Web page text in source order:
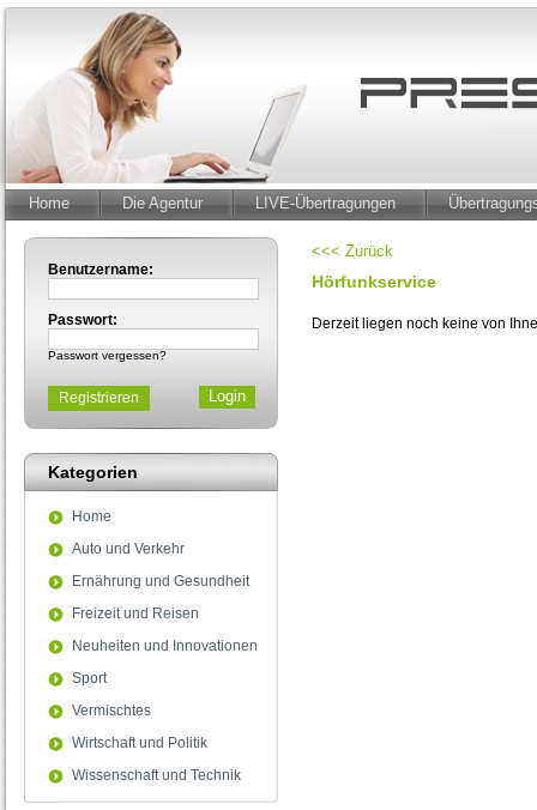
Home Die Agentur LIVE-Übertragungen
Benutzername:
Passwort:
Passwort vergessen?
Registrieren
Kategorien
Home
Auto und Verkehr
Ernährung und Gesundheit
Freizeit und Reisen
Neuheiten und Innovationen
Sport
Vermischtes
Wirtschaft und Politik
Wissenschaft und Technik
<<< Zurück
Hörfunkservice
Derzeit liegen noch keine von